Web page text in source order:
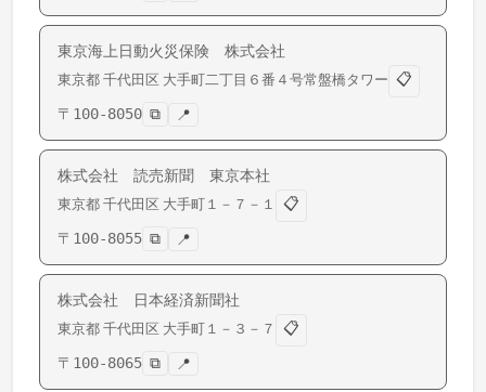
東京海上日動火災保険 株式会社
東京都 千代田区 大手町二丁目６番４号常盤橋タワー 📋
〒 100-8050 ⧉ 📍
株式会社 読売新聞 東京本社
東京都 千代田区 大手町 １－７－１
📋
〒 100-8055 ⧉ 📍
株式会社 日本経済新聞社
東京都 千代田区 大手町 １－３－７
📋
〒 100-8065 ⧉ 📍